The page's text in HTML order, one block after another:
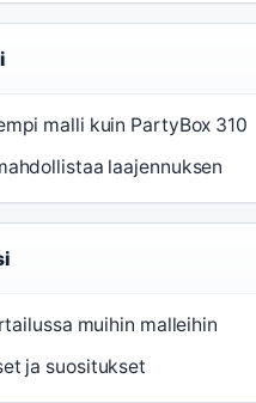
malli kuin PartyBox 310
laajennuksen
muihin malleihin
ja suositukset